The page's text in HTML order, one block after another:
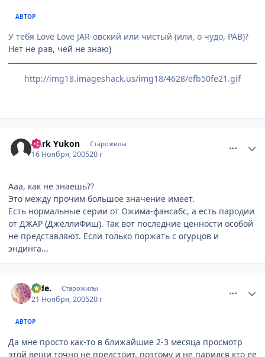
АВТОР
У тебя Love Love JAR-овский или чистый (или, о чудо, РАВ)?
Нет не рав, чей не знаю)
http://img18.imageshack.us/img18/4628/efb50fe21.gif
Dark Yukon Старожилы
16 Ноября, 200520 г
Ааа, как не знаешь??
Это между прочим большое значение имеет.
Есть нормальные серии от Ожима-фансабс, а есть пародии
от ДЖАР (ДжеллиФиш). Так вот последние ценности особой
не представляют. Если только поржать с огурцов и
эндинга...
hide. Старожилы
21 Ноября, 200520 г
АВТОР
Да мне просто как-то в ближайшие 2-3 месяца просмотр
этой вещи точно не предстоит, поэтому и не парился кто ее